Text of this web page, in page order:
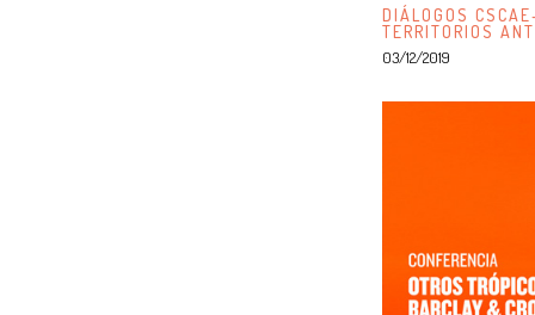
DIÁLOGOS
TERRITORIOS
03/12/2019